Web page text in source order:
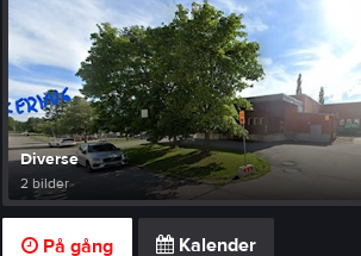
Diverse
2 bilder
På gång Kalender